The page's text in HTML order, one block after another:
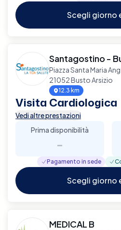
Scegli giorno
Santagostino -
Piazza Santa Maria
21052 Busto Arsizio
12.3 km
Visita Cardiologica
Vedi altre prestazioni
Prima disponibilità
-
Pagamento in sede
Scegli giorno
MEDICAL B